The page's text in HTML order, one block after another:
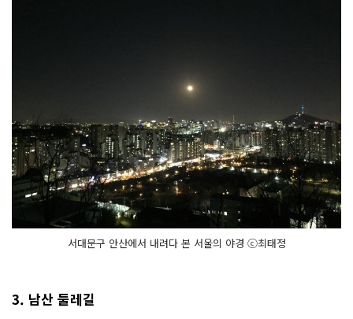
서대문구 안산에서 내려다 본 서울의 야경 ⓒ최태정
3. 남산 둘레길